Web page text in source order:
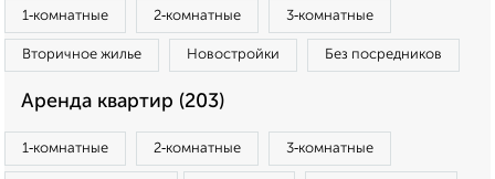
1‑комнатные 2‑комнатные 3‑комнатные
Вторичное жилье Новостройки Без посредников
Аренда квартир (203)
1‑комнатные 2‑комнатные 3‑комнатные